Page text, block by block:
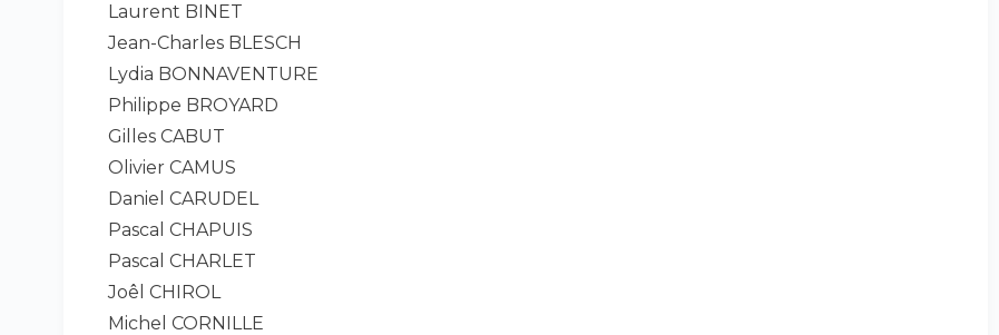
Laurent BINET
Jean-Charles BLESCH
Lydia BONNAVENTURE
Philippe BROYARD
Gilles CABUT
Olivier CAMUS
Daniel CARUDEL
Pascal CHAPUIS
Pascal CHARLET
Joêl CHIROL
Michel CORNILLE